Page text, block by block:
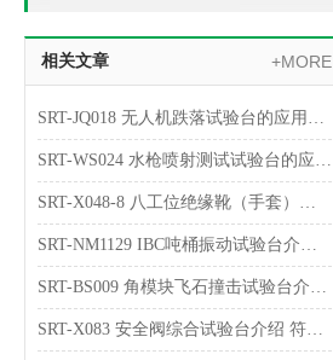
相关文章 +MORE
SRT-JQ018 无人机跌落试验台的应用介绍 提供技术指导
SRT-WS024 水枪喷射测试试验台的应用介绍 检测数据稳定
SRT-X048-8 八工位绝缘靴（手套）耐压试验台简单介绍 专业指导操作
SRT-NM1129 IBC吨桶振动试验台介绍 符合标准
SRT-BS009 角模块飞石撞击试验台介绍 质量保证
SRT-X083 安全阀综合试验台介绍 符合检测标准